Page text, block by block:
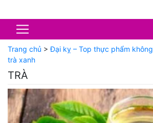
Trang chủ >Đại kỵ – Top thực phẩm
trà xanh
TRÀ